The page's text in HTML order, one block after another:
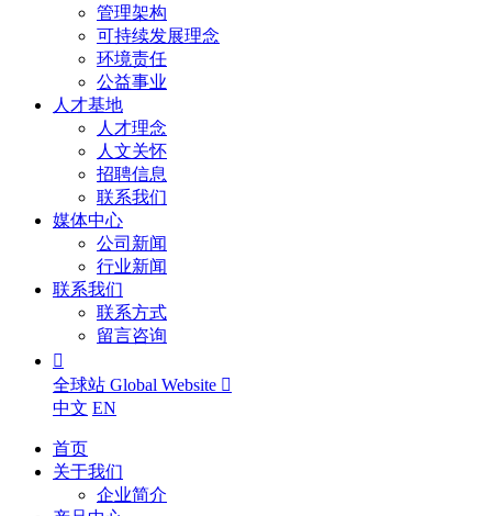
管理架构
可持续发展理念
环境责任
公益事业
人才基地
人才理念
人文关怀
招聘信息
联系我们
媒体中心
公司新闻
行业新闻
联系我们
联系方式
留言咨询

全球站 Global Website 
中文 EN
首页
关于我们
企业简介